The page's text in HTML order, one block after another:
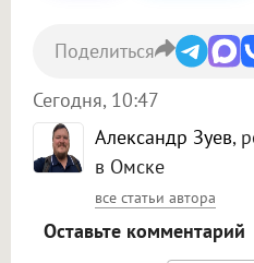
Александр Зуев,
в Омске
все статьи автора
Сегодня, 10:47
Поделиться
Оставьте комментарий